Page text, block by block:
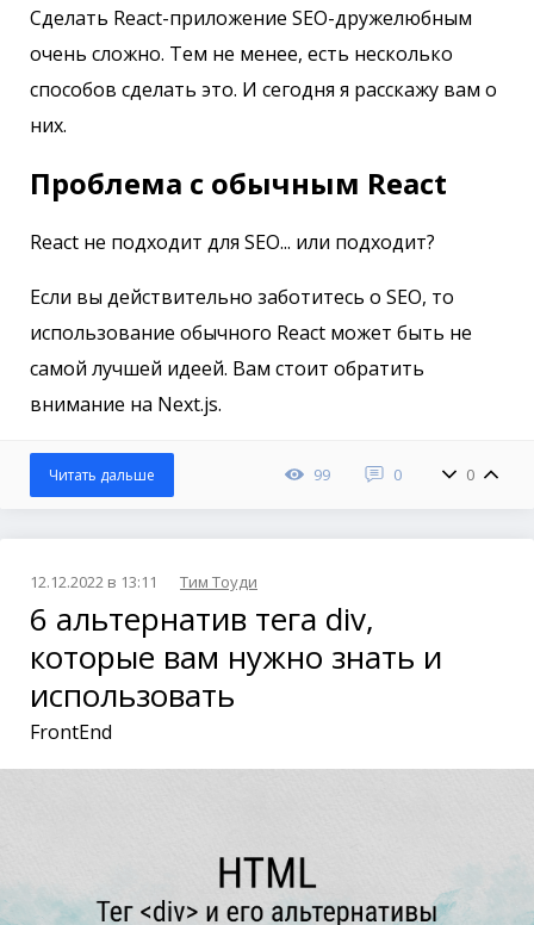
Сделать React-приложение SEO-дружелюбным
очень сложно. Тем не менее, есть несколько
способов сделать это. И сегодня я расскажу вам о
них.
Проблема с обычным React
React не подходит для SEO... или подходит?
Если вы действительно заботитесь о SEO, то
использование обычного React может быть не
самой лучшей идеей. Вам стоит обратить
внимание на Next.js.
99 0 0
Читать дальше
12.12.2022 в 13:11 Тим Тоуди
6 альтернатив тега div,
которые вам нужно знать и
использовать
FrontEnd